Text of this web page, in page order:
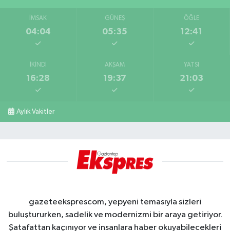
İMSAK
04:04
GÜNEŞ
05:35
ÖĞLE
12:41
İKINDI
16:28
AKŞAM
19:37
YATSI
21:03
Aylık Vakitler
gazeteeksprescom, yepyeni temasıyla sizleri
buluştururken, sadelik ve modernizmi bir araya getiriyor.
Şatafattan kaçınıyor ve insanlara haber okuyabilecekleri